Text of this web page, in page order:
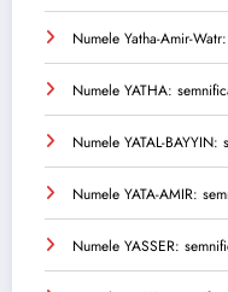
Numele Yatha-Amir-
Numele YATHA:
Numele YATAL-
Numele YATA-AMIR:
Numele YASSER: